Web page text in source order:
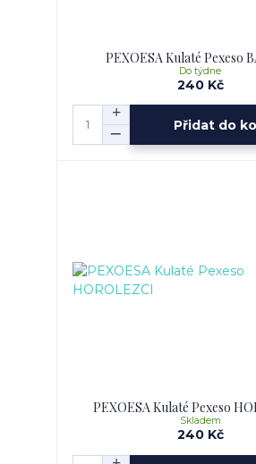
PEXOESA Kulaté Pexeso
240 Kč
Do týdne
Přidat do
PEXOESA Kulaté Pexeso
240 Kč
Skladem